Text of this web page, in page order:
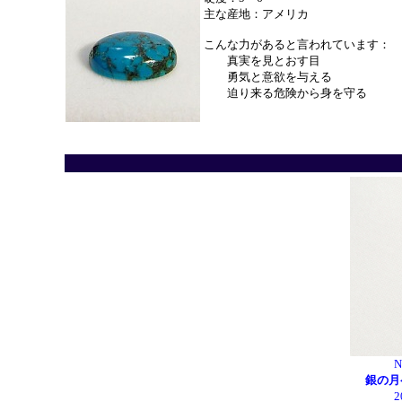
主な産地：アメリカ
こんな力があると言われています：
真実を見とおす目
勇気と意欲を与える
迫り来る危険から身を守る
銀の